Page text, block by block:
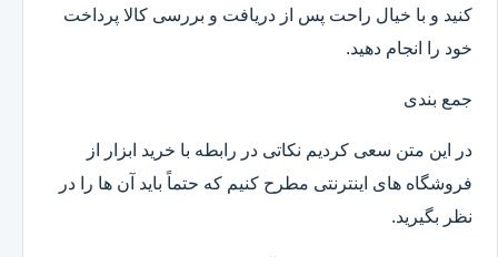
کنید و با خیال راحت پس از دریافت و بررسی کالا پرداخت
خود را انجام دهید.
جمع بندی
در این متن سعی کردیم نکاتی در رابطه با خرید ابزار از
فروشگاه های اینترنتی مطرح کنیم که حتماً باید آن ها را در
نظر بگیرید.